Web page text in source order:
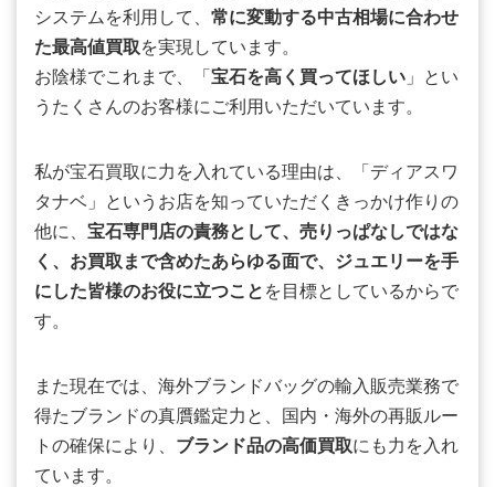
システムを利用して、 常に変動する中古相場に合わせ
た最高値買取を実現しています。
お陰様でこれまで、「 宝石を高く買ってほしい 」とい
うたくさんのお客様にご利用いただいています。
私が宝石買取に力を入れている理由は、「ディアスワ
タナベ」というお店を知っていただくきっかけ作りの
他に、 宝石専門店の責務として、売りっぱなしではな
く、お買取まで含めたあらゆる面で、ジュエリーを手
にした皆様のお役に立つこと を目標としているからで
す。
また現在では、海外ブランドバッグの輸入販売業務で
得たブランドの真贋鑑定力と、国内・海外の再販ルー
トの確保により、 ブランド品の高価買取にも力を入れ
ています。